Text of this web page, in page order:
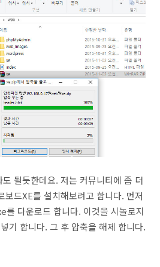
될듯한데요. 저는 커뮤니티에 좀 더
보드XE를 설치해보려고 합니다. 먼저
를 다운로드 합니다. 이것을 시놀로지
기 합니다. 그 후 압축을 해제 합니다.